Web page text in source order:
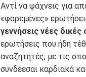
Αντί να ψάχνεις για
«φορεμένες»
γεννήσεις νέες
ερωτήσεις που ήδη
αναζητητές, με τις
συνδέεσαι καρδιακά